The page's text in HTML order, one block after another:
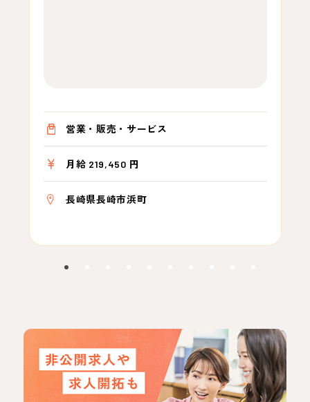
営業・販売・サービス
月給 219,450 円
長崎県長崎市浜町